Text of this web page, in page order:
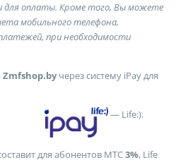
для оплаты. Кроме того, Вы можете
мобильного телефона,
при необходимости
Zmfshop.byчерез систему iPay для
— Life:).
для абонентов МТС3%, Life